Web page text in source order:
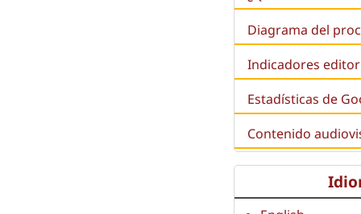
Diagrama del
Indicadores
Estadísticas de
Contenido